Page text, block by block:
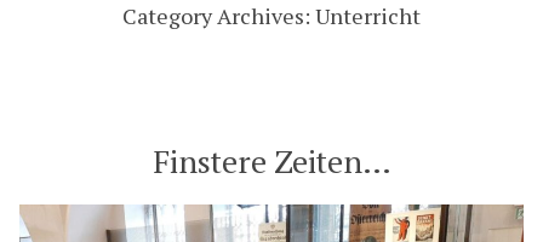
Category Archives: Unterricht
Finstere Zeiten…